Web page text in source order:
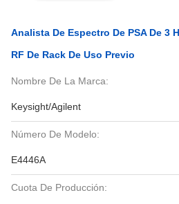
Analista De Espectro De PSA De 3
RF De Rack De Uso Previo
Nombre De La Marca:
Keysight/Agilent
Número De Modelo:
E4446A
Cuota De Producción: